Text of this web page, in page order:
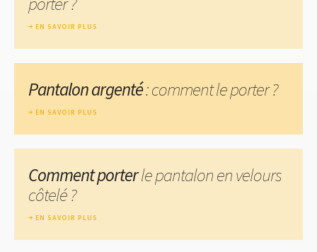
EN SAVOIR PLUS
Pantalon argenté: comment le porter ?
EN SAVOIR PLUS
Comment porterle pantalon en velours
côtelé ?
EN SAVOIR PLUS